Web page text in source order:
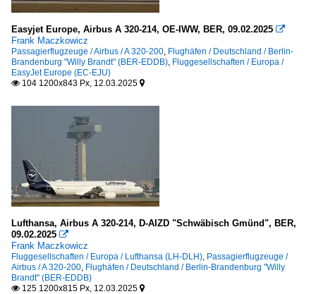
Easyjet Europe, Airbus A 320-214, OE-IWW, BER, 09.02.2025 
Frank Maczkowicz
Passagierflugzeuge / Airbus / A 320-200, Flughäfen / Deutschland / Berlin-
Brandenburg "Willy Brandt" (BER-EDDB), Fluggesellschaften / Europa /
EasyJet Europe (EC-EJU)
 104 1200x843 Px, 12.03.2025 
Lufthansa, Airbus A 320-214, D-AIZD "Schwäbisch Gmünd", BER,
09.02.2025 
Frank Maczkowicz
Fluggesellschaften / Europa / Lufthansa (LH-DLH), Passagierflugzeuge /
Airbus / A 320-200, Flughäfen / Deutschland / Berlin-Brandenburg "Willy
Brandt" (BER-EDDB)
 125 1200x815 Px, 12.03.2025 